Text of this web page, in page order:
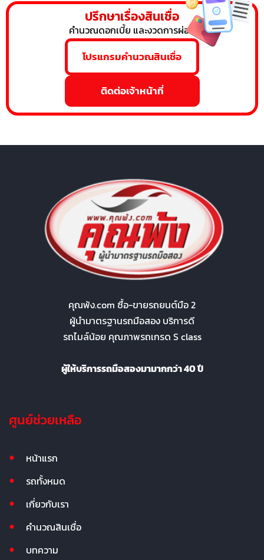
ปรึกษาเรื่องสินเชื่อ
คำนวณดอกเบี้ย และงวดการผ่อน
โปรแกรมคำนวณสินเชื่อ
ติดต่อเจ้าหน้าที่
คุณพ้ง.com ซื้อ-ขายรถยนต์มือ 2
ผู้นำมาตรฐานรถมือสอง บริการดี
รถไมล์น้อย คุณภาพรถเกรด S class
ผู้ให้บริการรถมือสองมามากกว่า 40 ปี
ศูนย์ช่วยเหลือ
หน้าแรก
รถทั้งหมด
เกี่ยวกับเรา
คำนวณสินเชื่อ
บทความ